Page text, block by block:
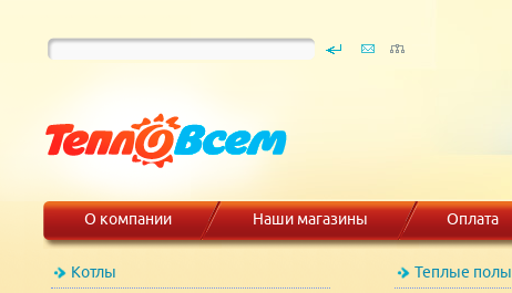
О компании Наши магазины Оплата
Котлы Теплые полы